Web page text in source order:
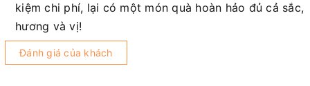
kiệm chi phí, lại có một món quà hoàn hảo đủ cả sắc,
hương và vị!
Đánh giá của khách